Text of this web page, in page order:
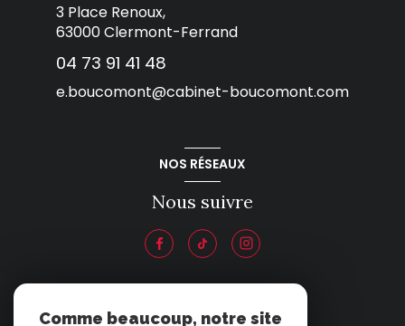
3 Place Renoux,
63000Clermont-Ferrand
04 73 91 41 48
e.boucomont@cabinet-boucomont.com
NOS RÉSEAUX
Nous suivre
ADHÉRENTS
Comme beaucoup, notre site